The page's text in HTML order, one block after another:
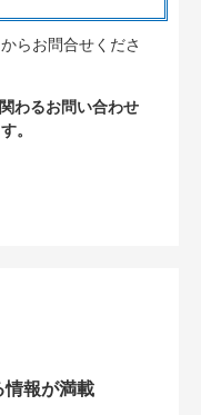
らお問合せくださ
わるお問い合わせ
。
情報が満載